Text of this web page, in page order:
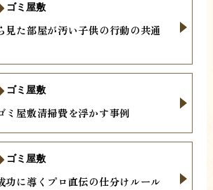
見た部屋が汚い子供の行動の共通
ゴミ屋敷
ミ屋敷清掃費を浮かす事例
ゴミ屋敷
功に導くプロ直伝の仕分けルール
ゴミ屋敷